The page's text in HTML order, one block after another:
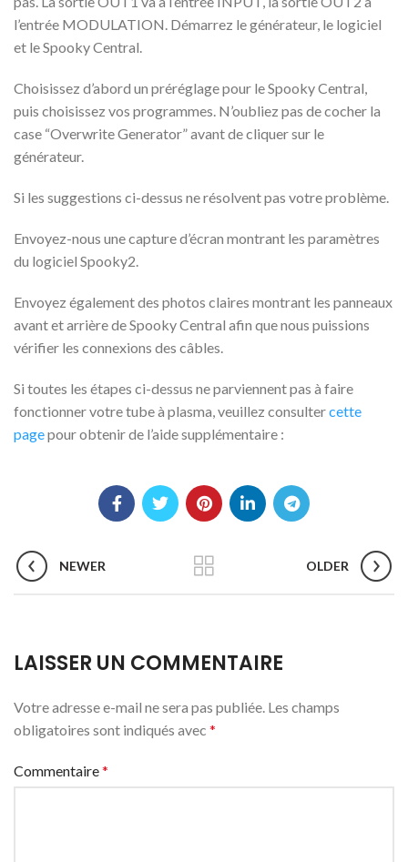
l’entrée MODULATION. Démarrez le générateur, le logiciel
et le Spooky Central.
Choisissez d’abord un préréglage pour le Spooky Central,
puis choisissez vos programmes. N’oubliez pas de cocher la
case “Overwrite Generator” avant de cliquer sur le
générateur.
Si les suggestions ci-dessus ne résolvent pas votre problème.
Envoyez-nous une capture d’écran montrant les paramètres
du logiciel Spooky2.
Envoyez également des photos claires montrant les panneaux
avant et arrière de Spooky Central afin que nous puissions
vérifier les connexions des câbles.
Si toutes les étapes ci-dessus ne parviennent pas à faire
fonctionner votre tube à plasma, veuillez consultercette
pagepour obtenir de l’aide supplémentaire :
NEWER OLDER
LAISSER UN COMMENTAIRE
Votre adresse e-mail ne sera pas publiée. Les champs
obligatoires sont indiqués avec *
Commentaire*